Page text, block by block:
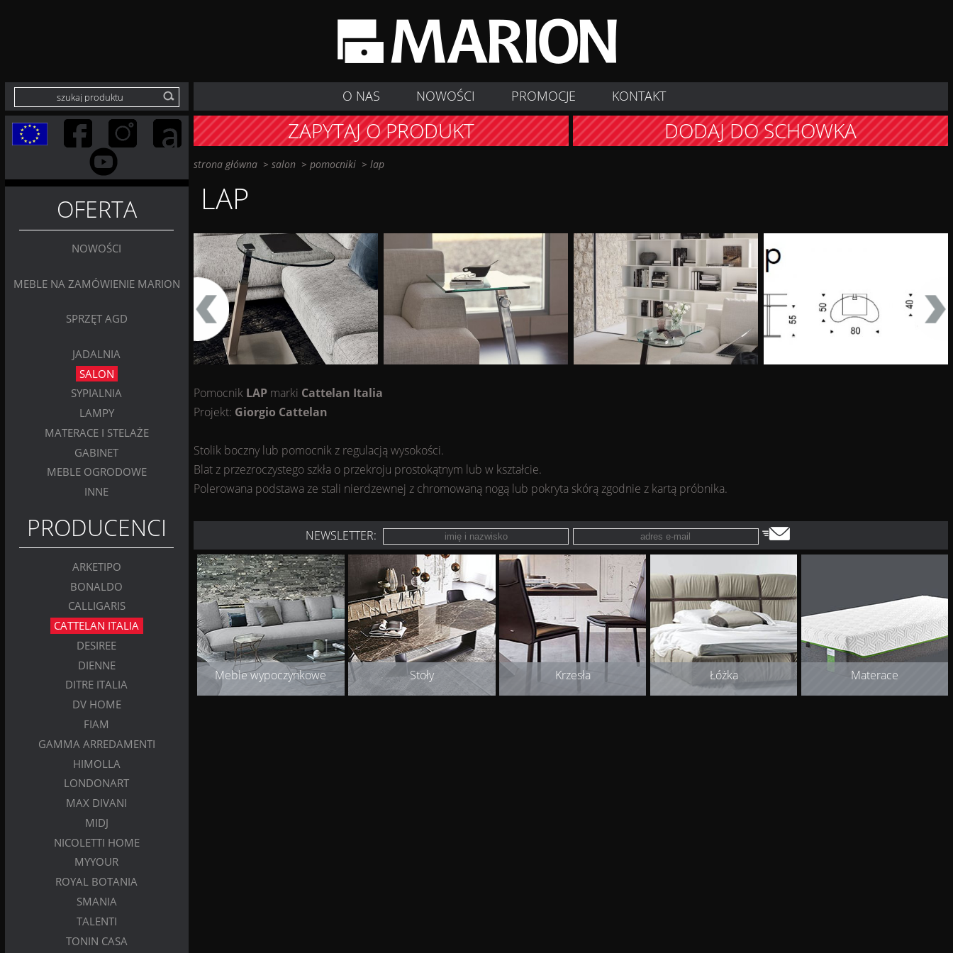
O NAS NOWOŚCI PROMOCJE KONTAKT
OFERTA
NOWOŚCI
MEBLE NA ZAMÓWIENIE MARION
SPRZĘT AGD
JADALNIA
SALON
SYPIALNIA
LAMPY
MATERACE I STELAŻE
GABINET
MEBLE OGRODOWE
INNE
PRODUCENCI
ARKETIPO
BONALDO
CALLIGARIS
CATTELAN ITALIA
DESIREE
DIENNE
DITRE ITALIA
DV HOME
FIAM
GAMMA ARREDAMENTI
HIMOLLA
LONDONART
MAX DIVANI
MIDJ
NICOLETTI HOME
MYYOUR
ROYAL BOTANIA
SMANIA
TALENTI
TONIN CASA
ZAPYTAJ O PRODUKT DODAJ DO SCHOWKA
strona główna> salon> pomocniki> lap
LAP
PomocnikLAP marki Cattelan Italia
Projekt: Giorgio Cattelan
Stolik boczny lub pomocnik z regulacją wysokości.
Blat z przezroczystego szkła o przekroju prostokątnym lub w kształcie.
Polerowana podstawa ze stali nierdzewnej z chromowaną nogą lub pokryta skórą zgodnie z kartą próbnika.
NEWSLETTER:
Meble wypoczynkowe Stoły Krzesła Łóżka Materace